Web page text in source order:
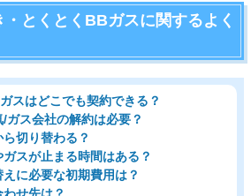
とくとくBBガスに関するよく
スはどこでも契約できる？
ス会社の解約は必要？
切り替わる？
スが止まる時間はある？
に必要な初期費用は？
せ先は？